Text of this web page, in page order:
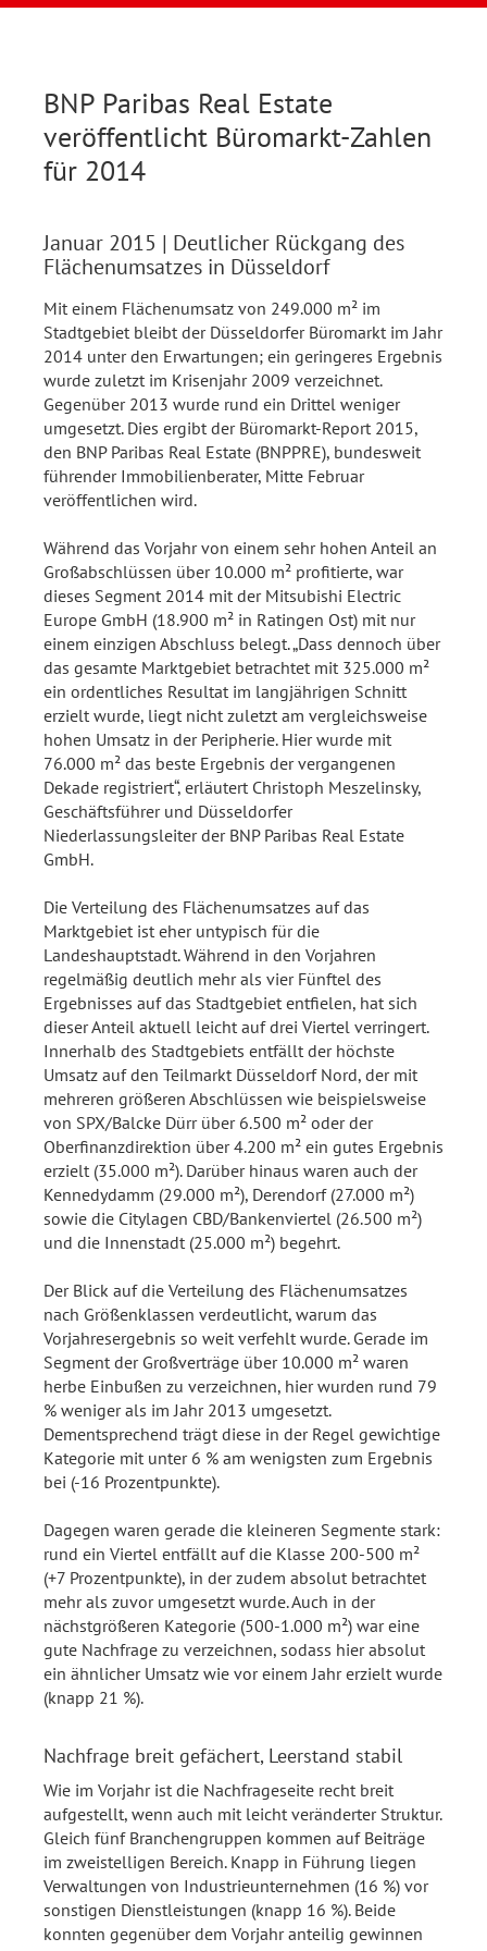
BNP Paribas Real Estate
veröffentlicht Büromarkt-Zahlen
für 2014
Januar 2015 | Deutlicher Rückgang des
Flächenumsatzes in Düsseldorf
Mit einem Flächenumsatz von 249.000 m² im
Stadtgebiet bleibt der Düsseldorfer Büromarkt im Jahr
2014 unter den Erwartungen; ein geringeres Ergebnis
wurde zuletzt im Krisenjahr 2009 verzeichnet.
Gegenüber 2013 wurde rund ein Drittel weniger
umgesetzt. Dies ergibt der Büromarkt-Report 2015,
den BNP Paribas Real Estate (BNPPRE), bundesweit
führender Immobilienberater, Mitte Februar
veröffentlichen wird.
Während das Vorjahr von einem sehr hohen Anteil an
Großabschlüssen über 10.000 m² profitierte, war
dieses Segment 2014 mit der Mitsubishi Electric
Europe GmbH (18.900 m² in Ratingen Ost) mit nur
einem einzigen Abschluss belegt. „Dass dennoch über
das gesamte Marktgebiet betrachtet mit 325.000 m²
ein ordentliches Resultat im langjährigen Schnitt
erzielt wurde, liegt nicht zuletzt am vergleichsweise
hohen Umsatz in der Peripherie. Hier wurde mit
76.000 m² das beste Ergebnis der vergangenen
Dekade registriert“, erläutert Christoph Meszelinsky,
Geschäftsführer und Düsseldorfer
Niederlassungsleiter der BNP Paribas Real Estate
GmbH.
Die Verteilung des Flächenumsatzes auf das
Marktgebiet ist eher untypisch für die
Landeshauptstadt. Während in den Vorjahren
regelmäßig deutlich mehr als vier Fünftel des
Ergebnisses auf das Stadtgebiet entfielen, hat sich
dieser Anteil aktuell leicht auf drei Viertel verringert.
Innerhalb des Stadtgebiets entfällt der höchste
Umsatz auf den Teilmarkt Düsseldorf Nord, der mit
mehreren größeren Abschlüssen wie beispielsweise
von SPX/Balcke Dürr über 6.500 m² oder der
Oberfinanzdirektion über 4.200 m² ein gutes Ergebnis
erzielt (35.000 m²). Darüber hinaus waren auch der
Kennedydamm (29.000 m²), Derendorf (27.000 m²)
sowie die Citylagen CBD/Bankenviertel (26.500 m²)
und die Innenstadt (25.000 m²) begehrt.
Der Blick auf die Verteilung des Flächenumsatzes
nach Größenklassen verdeutlicht, warum das
Vorjahresergebnis so weit verfehlt wurde. Gerade im
Segment der Großverträge über 10.000 m² waren
herbe Einbußen zu verzeichnen, hier wurden rund 79
% weniger als im Jahr 2013 umgesetzt.
Dementsprechend trägt diese in der Regel gewichtige
Kategorie mit unter 6 % am wenigsten zum Ergebnis
bei (-16 Prozentpunkte).
Dagegen waren gerade die kleineren Segmente stark:
rund ein Viertel entfällt auf die Klasse 200-500 m²
(+7 Prozentpunkte), in der zudem absolut betrachtet
mehr als zuvor umgesetzt wurde. Auch in der
nächstgrößeren Kategorie (500-1.000 m²) war eine
gute Nachfrage zu verzeichnen, sodass hier absolut
ein ähnlicher Umsatz wie vor einem Jahr erzielt wurde
(knapp 21 %).
Nachfrage breit gefächert, Leerstand stabil
Wie im Vorjahr ist die Nachfrageseite recht breit
aufgestellt, wenn auch mit leicht veränderter Struktur.
Gleich fünf Branchengruppen kommen auf Beiträge
im zweistelligen Bereich. Knapp in Führung liegen
Verwaltungen von Industrieunternehmen (16 %) vor
sonstigen Dienstleistungen (knapp 16 %). Beide
konnten gegenüber dem Vorjahr anteilig gewinnen